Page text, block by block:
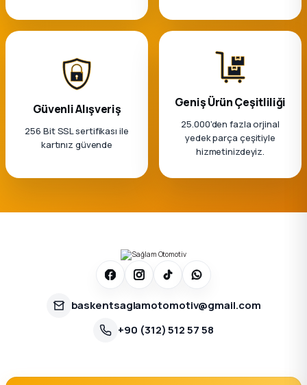
Güvenli Alışveriş
256 Bit SSL sertifikası ile
kartınız güvende
Geniş Ürün Çeşitliliği
25.000'den fazla orjinal
yedek parça çeşitiyle
hizmetinizdeyiz.
baskentsaglamotomotiv@gmail.com
+90 (312) 512 57 58